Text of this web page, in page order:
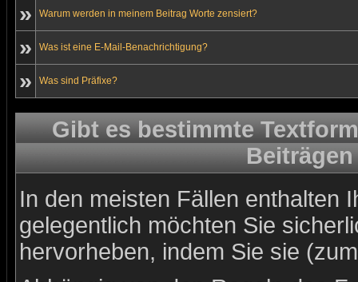
» Warum werden in meinem Beitrag Worte zensiert?
» Was ist eine E-Mail-Benachrichtigung?
» Was sind Präfixe?
Gibt es bestimmte
In den meisten Fällen enthalten
gelegentlich möchten Sie
hervorheben, indem Sie sie